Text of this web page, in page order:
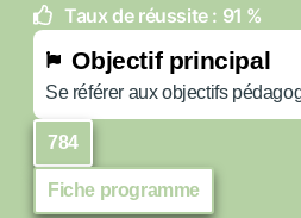
Taux de réussite : 91 %
Objectif principal
Se référer aux objectifs
784
Fiche programme